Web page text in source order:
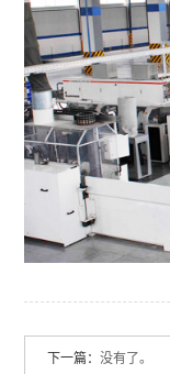
下一篇：没有了。